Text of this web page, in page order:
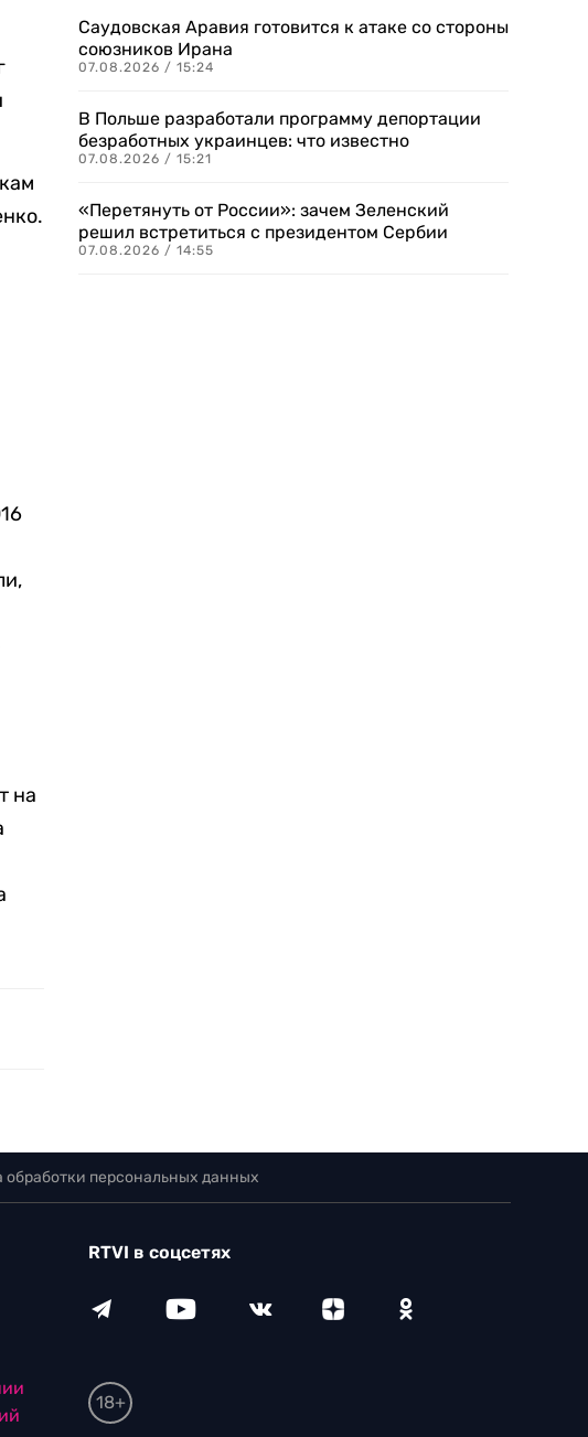
на
Саудовская Аравия готовится к атаке со стороны
союзников Ирана
07.08.2026 / 15:24
В Польше разработали программу депортации
безработных украинцев: что известно
07.08.2026 / 15:21
«Перетянуть от России»: зачем Зеленский
решил встретиться с президентом Сербии
07.08.2026 / 14:55
обработки персональных данных
RTVI в соцсетях
18+